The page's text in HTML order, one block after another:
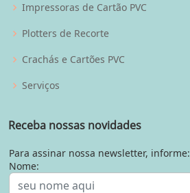
Impressoras de Cartão PVC
Plotters de Recorte
Crachás e Cartões PVC
Serviços
Receba nossas novidades
Para assinar nossa newsletter, informe:
Nome: